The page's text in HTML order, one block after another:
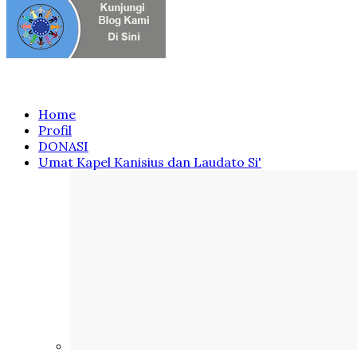
Home
Profil
DONASI
Umat Kapel Kanisius dan Laudato Si'